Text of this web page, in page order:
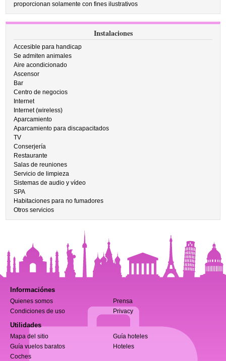
proporcionan solamente con fines ilustrativos
Instalaciones
Accesible para handicap
Se admiten animales
Aire acondicionado
Ascensor
Bar
Centro de negocios
Internet
Internet (wireless)
Aparcamiento
Aparcamiento para discapacitados
TV
Conserjería
Restaurante
Salas de reuniones
Servicio de limpieza
Sistemas de audio y vídeo
SPA
Habitaciones para no fumadores
Otros servicios
Informaciónes
Quienes somos
Prensa
Condiciones de uso
Privacy
Utilidades
Mapa del sitio
Guía hoteles
Guía vuelos baratos
Hoteles
Coches